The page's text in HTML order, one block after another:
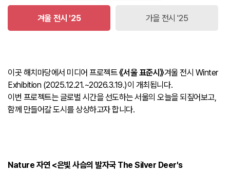
겨울 전시 '25 가을 전시 '25
이곳 해치마당에서 미디어 프로젝트《서울 표준시》겨울 전시 Winter
Exhibition (2025.12.21.~2026.3.19.)이 개최됩니다.
이번 프로젝트는 글로벌 시간을 선도하는 서울의 오늘을 되짚어보고,
함께 만들어갈 도시를 상상하고자 합니다.
Nature 자연 <은빛 사슴의 발자국 The Silver Deer's